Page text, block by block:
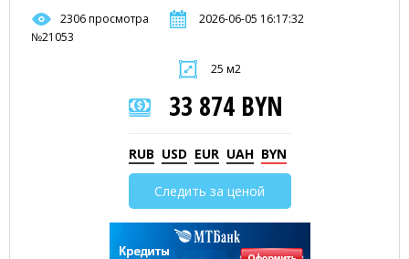
2306 просмотра
2026-06-05 16:17:32
№21053
25 м2
33 874 BYN
RUB USD EUR UAH BYN
Следить за ценой